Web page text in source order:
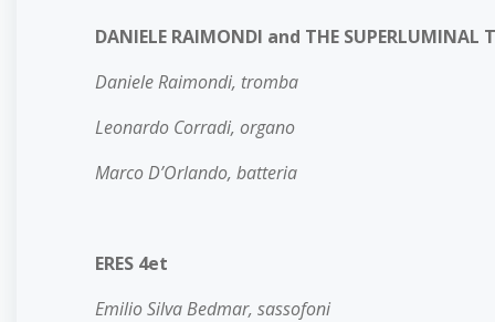
DANIELE RAIMONDI and THE SUPERLUMINAL
Daniele Raimondi, tromba
Leonardo Corradi, organo
Marco D’Orlando, batteria
ERES 4et
Emilio Silva Bedmar, sassofoni